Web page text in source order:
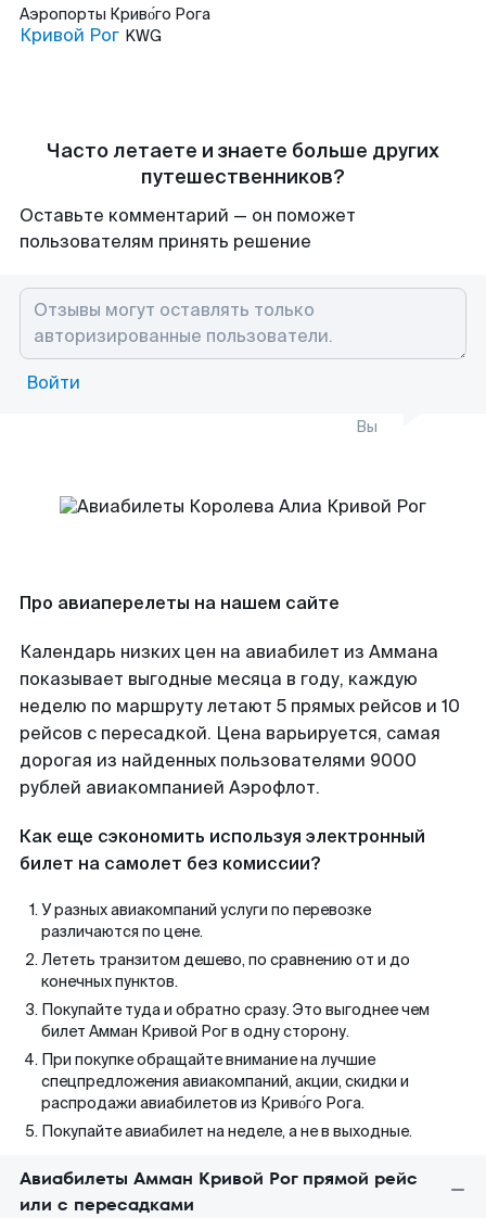
Аэропорты Криво́го Рога
Кривой Рог KWG
Часто летаете и знаете больше других
путешественников?
Оставьте комментарий — он поможет
пользователям принять решение
Войти
Вы
Про авиаперелеты на нашем сайте
Календарь низких цен на авиабилет из Аммана
показывает выгодные месяца в году, каждую
неделю по маршруту летают 5 прямых рейсов и 10
рейсов с пересадкой. Цена варьируется, самая
дорогая из найденных пользователями 9000
рублей авиакомпанией Аэрофлот.
Как еще сэкономить используя электронный
билет на самолет без комиссии?
У разных авиакомпаний услуги по перевозке
различаются по цене.
Лететь транзитом дешево, по сравнению от и до
конечных пунктов.
Покупайте туда и обратно сразу. Это выгоднее чем
билет Амман Кривой Рог в одну сторону.
При покупке обращайте внимание на лучшие
спецпредложения авиакомпаний, акции, скидки и
распродажи авиабилетов из Криво́го Рога.
Покупайте авиабилет на неделе, а не в выходные.
Авиабилеты Амман Кривой Рог прямой рейс
или с пересадками